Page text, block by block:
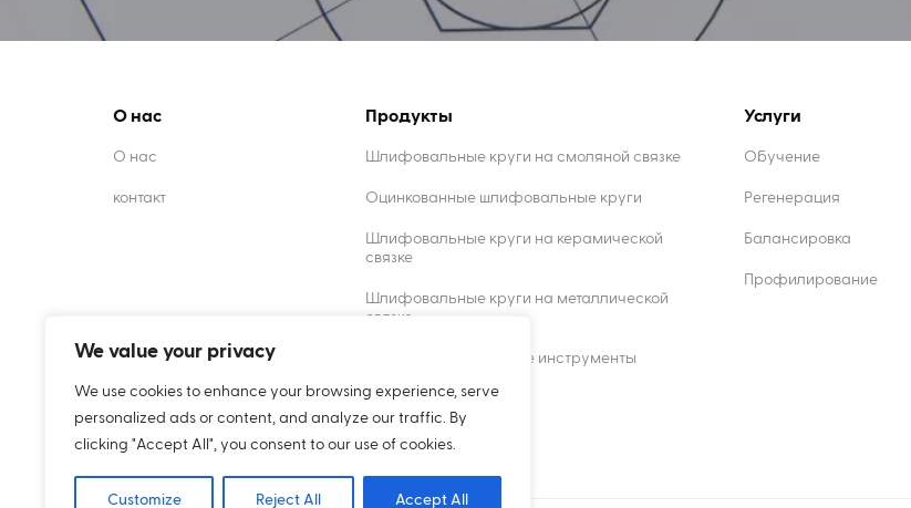
We value your privacy
We use cookies to enhance your browsing experience, serve
personalized ads or content, and analyze our traffic. By
clicking "Accept All", you consent to our use of cookies.
Customize Reject All Accept All
О нас
О нас
контакт
Продукты
Шлифовальные круги на смоляной связке
Оцинкованные шлифовальные круги
Шлифовальные круги на керамической
связке
Шлифовальные круги на металлической
связке
Композитные режущие инструменты
Алмазные комоды
Услуги
Обучение
Регенерация
Балансировка
Профилирование